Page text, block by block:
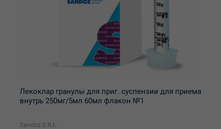
Лекоклар гранулы для приг. суспензии для приема
внутрь 250мг/5мл 60мл флакон №1
Sandoz S.R.L.